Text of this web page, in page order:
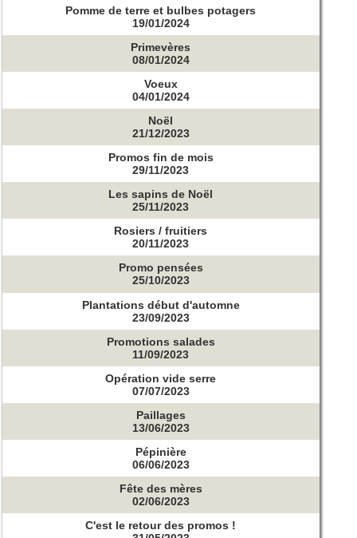
Pomme de terre et bulbes potagers
19/01/2024
Primevères
08/01/2024
Voeux
04/01/2024
Noël
21/12/2023
Promos fin de mois
29/11/2023
Les sapins de Noël
25/11/2023
Rosiers / fruitiers
20/11/2023
Promo pensées
25/10/2023
Plantations début d'automne
23/09/2023
Promotions salades
11/09/2023
Opération vide serre
07/07/2023
Paillages
13/06/2023
Pépinière
06/06/2023
Fête des mères
02/06/2023
C'est le retour des promos !